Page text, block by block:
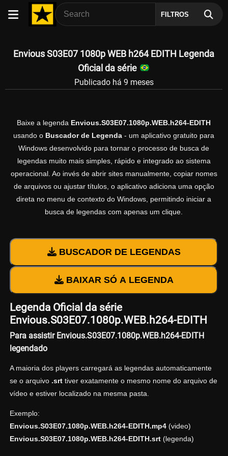
FILTROS
Envious S03E07 1080p WEB h264 EDITH Legenda
Oficial da série
Publicado há 9 meses
Baixe a legenda Envious.S03E07.1080p.WEB.h264-EDITH
usando o Buscador de Legenda - um aplicativo gratuito para
Windows desenvolvido para tornar o processo de busca de
legendas muito mais simples, rápido e integrado ao sistema
operacional. Ao invés de abrir sites manualmente, copiar nomes
de arquivos ou ajustar títulos, o aplicativo adiciona uma opção
direta no menu de contexto do Windows, permitindo iniciar a
busca de legendas com apenas um clique.
BUSCADOR DE LEGENDAS
BAIXAR SÓ A LEGENDA
Legenda Oficial da série
Envious.S03E07.1080p.WEB.h264-EDITH
Para assistir Envious.S03E07.1080p.WEB.h264-EDITH
legendado
A maioria dos players carregará as legendas automaticamente
se o arquivo .srttiver exatamente o mesmo nome do arquivo de
vídeo e estiver localizado na mesma pasta.
Exemplo:
Envious.S03E07.1080p.WEB.h264-EDITH.mp4(video)
Envious.S03E07.1080p.WEB.h264-EDITH.srt(legenda)